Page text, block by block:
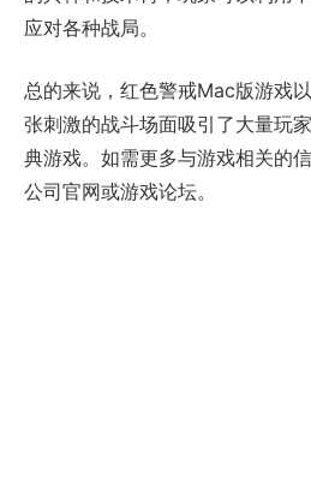
应对各种战局。
总的来说，红色警戒Mac版游戏
张刺激的战斗场面吸引了大量玩
典游戏。如需更多与游戏相关的
公司官网或游戏论坛。